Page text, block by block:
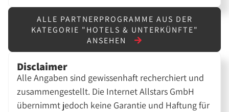
ALLE PARTNERPROGRAMME AUS DER
KATEGORIE "HOTELS & UNTERKÜNFTE"
ANSEHEN
Disclaimer
Alle Angaben sind gewissenhaft recherchiert und
zusammengestellt. Die Internet Allstars GmbH
übernimmt jedoch keine Garantie und Haftung für